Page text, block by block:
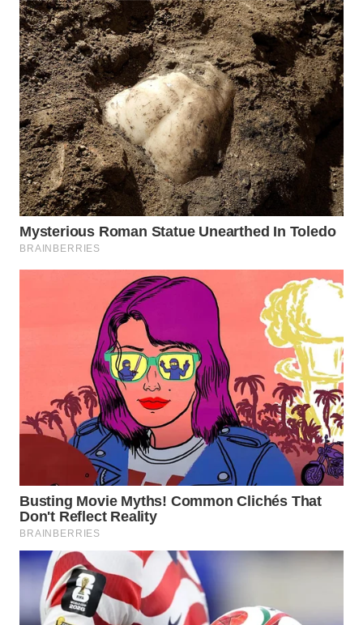
TANJUNG
LESUNG
WN
KARO
WN
SIMALUNGUN
WN
LABUHANBATU
WN
TEBING
TINGGI
WN
KARAWANG
WN
BEKASI